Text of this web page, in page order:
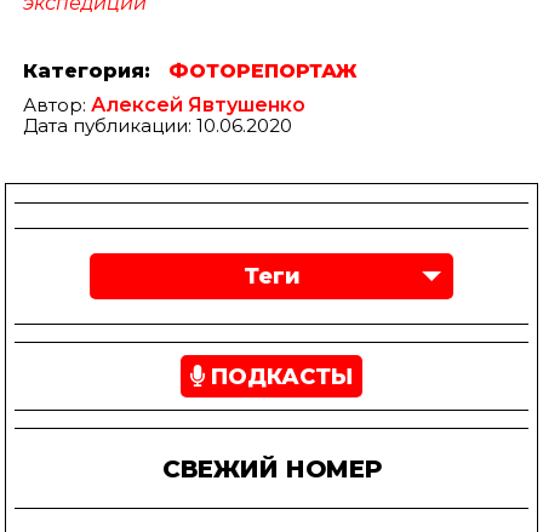
Категория:
ФОТОРЕПОРТАЖ
Автор:Алексей Явтушенко
Дата публикации: 10.06.2020
Теги
ПОДКАСТЫ
СВЕЖИЙ НОМЕР